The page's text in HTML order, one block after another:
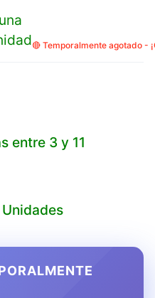
🔴 Temporalmente agotado -
entre 3 y 11